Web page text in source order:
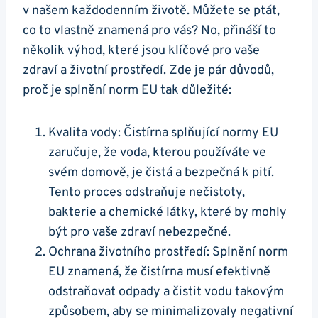
v našem každodenním životě. Můžete se ptát,
co to vlastně znamená pro vás? No, přináší to
několik výhod, které jsou klíčové pro vaše
zdraví a životní prostředí. Zde je pár důvodů,
proč je splnění norm EU tak důležité:
Kvalita vody: Čistírna splňující normy EU
zaručuje, že voda, kterou používáte ve
svém domově, je čistá a bezpečná k pití.
Tento proces odstraňuje nečistoty,
bakterie a chemické látky, které by mohly
být pro vaše zdraví nebezpečné.
Ochrana životního prostředí: Splnění norm
EU znamená, že čistírna musí efektivně
odstraňovat odpady a čistit vodu takovým
způsobem, aby se minimalizovaly negativní